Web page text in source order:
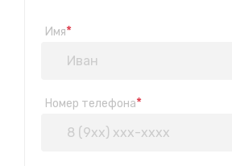
Имя*
Номер телефона*